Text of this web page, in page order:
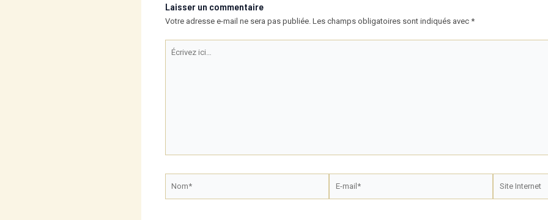
Laisser un commentaire
Votre adresse e-mail ne sera pas publiée. Les champs obligatoires sont indiqués avec *
ici…
mail*
Internet